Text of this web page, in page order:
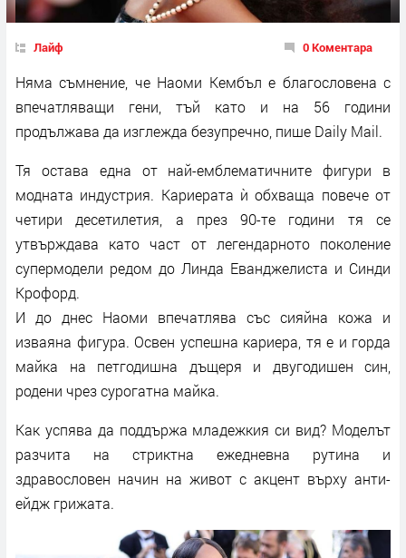
Лайф 0 Коментара
Няма съмнение, че Наоми Кембъл е благословена с
впечатляващи гени, тъй като и на 56 години
продължава да изглежда безупречно, пише Daily Mail.
Тя остава една от най-емблематичните фигури в
модната индустрия. Кариерата ѝ обхваща повече от
четири десетилетия, а през 90-те години тя се
утвърждава като част от легендарното поколение
супермодели редом до Линда Еванджелиста и Синди
Крофорд.
И до днес Наоми впечатлява със сияйна кожа и
изваяна фигура. Освен успешна кариера, тя е и горда
майка на петгодишна дъщеря и двугодишен син,
родени чрез сурогатна майка.
Как успява да поддържа младежкия си вид? Моделът
разчита на стриктна ежедневна рутина и
здравословен начин на живот с акцент върху анти-
ейдж грижата.